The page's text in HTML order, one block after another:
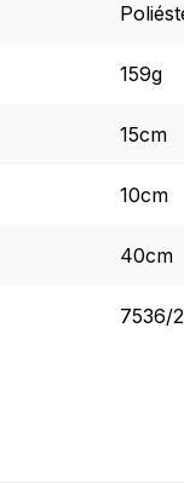
159g
15cm
10cm
40cm
7536/